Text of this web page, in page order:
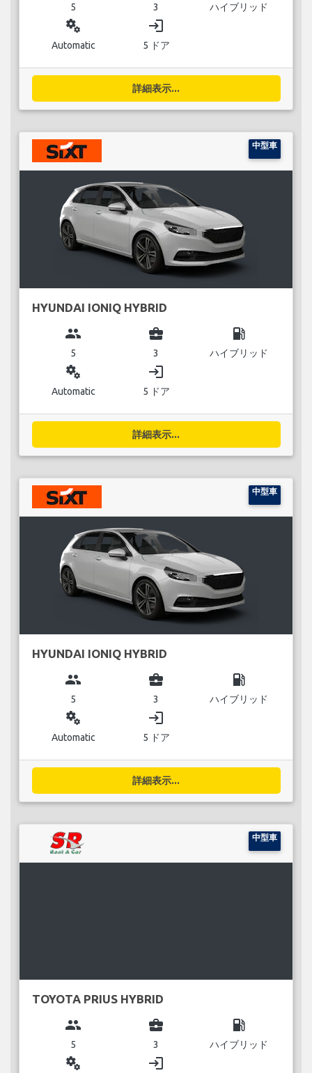
5 3 ハイブリッド
miscellaneous_services
Automatic
login
5 ドア
詳細表示...
中型車
HYUNDAI IONIQ HYBRID
group
5
business_center
3
local_gas_station
ハイブリッド
miscellaneous_services
Automatic
login
5 ドア
詳細表示...
中型車
HYUNDAI IONIQ HYBRID
group
5
business_center
3
local_gas_station
ハイブリッド
miscellaneous_services
Automatic
login
5 ドア
詳細表示...
中型車
TOYOTA PRIUS HYBRID
group
5
business_center
3
local_gas_station
ハイブリッド
miscellaneous_services login